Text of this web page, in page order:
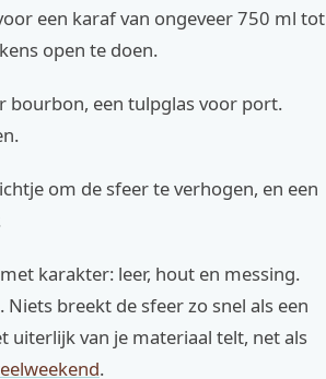
een karaf van ongeveer 750 ml tot
open te doen.
bourbon, een tulpglas voor port.
om de sfeer te verhogen, en een
karakter: leer, hout en messing.
breekt de sfeer zo snel als een
uiterlijk van je materiaal telt, net als
.